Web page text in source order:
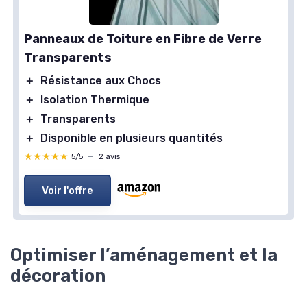
Panneaux de Toiture en Fibre de Verre
Transparents
＋
Résistance aux Chocs
＋
Isolation Thermique
＋
Transparents
＋
Disponible en plusieurs quantités
★★★★★
★★★★★ 5/5 — 2 avis
Voir l'offre
Optimiser l’aménagement et la
décoration